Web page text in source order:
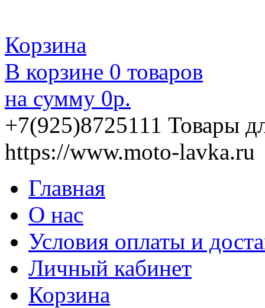
Корзина
В корзине 0 товаров
на сумму 0р.
+7(925)8725111 Товары
https://www.moto-lavka.ru
Главная
О нас
Условия оплаты и
Личный кабинет
Корзина